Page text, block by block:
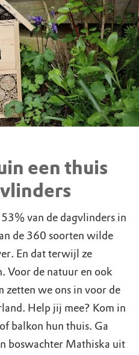
een thuis
van de dagvlinders in
de 360 soorten wilde
En dat terwijl ze
Voor de natuur en ook
zetten we ons in voor de
Help jij mee? Kom in
balkon hun thuis. Ga
boswachter Mathiska uit